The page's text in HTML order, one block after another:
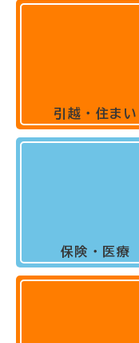
引越・住まい
保険・医療